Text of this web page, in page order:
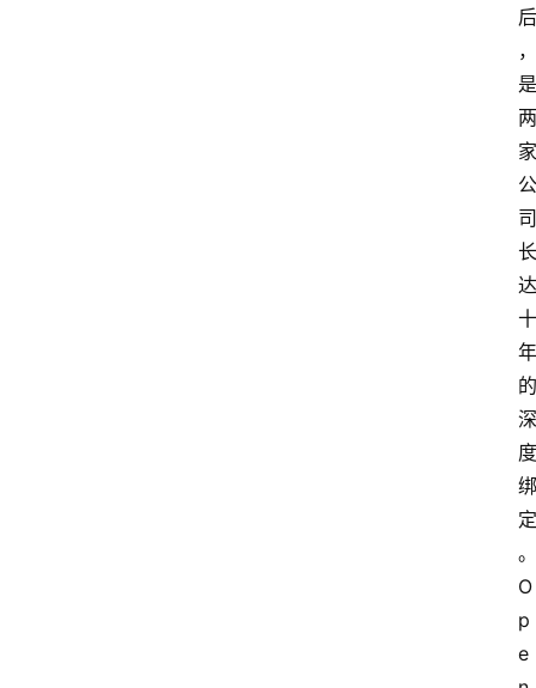
后
，
是
两
家
公
司
长
达
十
年
的
深
度
绑
定
。
O
p
e